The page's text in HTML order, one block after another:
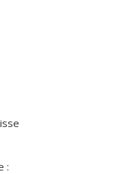
: